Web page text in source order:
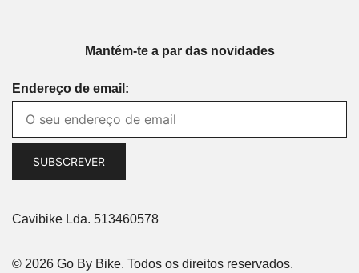
Mantém-te a par das novidades
Endereço de email:
Cavibike Lda. 513460578
© 2026 Go By Bike. Todos os direitos reservados.Cookies settings